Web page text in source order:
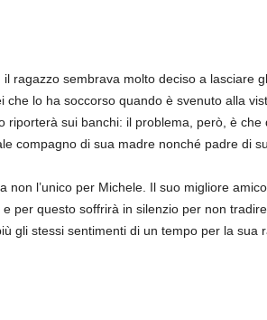
il ragazzo sembrava molto deciso a lasciare
che lo ha soccorso quando è svenuto alla
riporterà sui banchi: il problema, però, è che
compagno di sua madre nonché padre di
l’unico per Michele. Il suo migliore amico
per questo soffrirà in silenzio per non tradire
gli stessi sentimenti di un tempo per la sua